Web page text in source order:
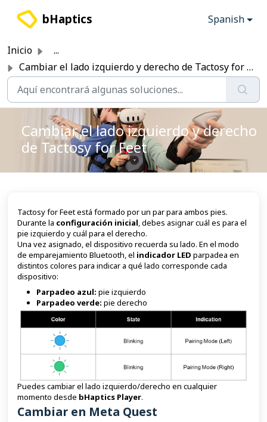
bHaptics Spanish
Inicio
...
Cambiar el lado izquierdo y derecho de Tactosy for Feet
Cambiar el lado izquierdo y derecho
de Tactosy for Feet
Tactosy for Feet está formado por un par para ambos pies.
Durante la configuración inicial, debes asignar cuál es para el
pie izquierdo y cuál para el derecho.
Una vez asignado, el dispositivo recuerda su lado. En el modo
de emparejamiento Bluetooth, el indicador LED parpadea en
distintos colores para indicar a qué lado corresponde cada
dispositivo:
Parpadeo azul: pie izquierdo
Parpadeo verde: pie derecho
Puedes cambiar el lado izquierdo/derecho en cualquier
momento desde bHaptics Player.
Cambiar en Meta Quest